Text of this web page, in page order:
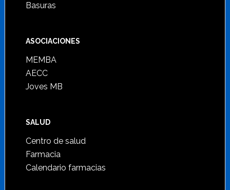
Basuras
ASOCIACIONES
MEMBA
AECC
Joves MB
SALUD
Centro de salud
Farmacia
Calendario farmacias